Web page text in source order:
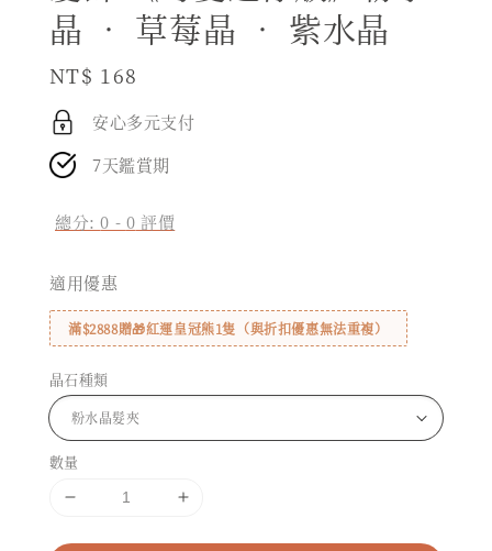
晶 • 草莓晶 • 紫水晶
Regular
price
NT$ 168
安心多元支付
7天鑑賞期
總分:0 - 0 評價
適用優惠
滿$2888贈🎁紅運皇冠熊1隻（與折扣優惠無法重複）
晶石種類
數量